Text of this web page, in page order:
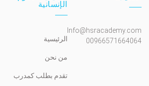
Info@hsracademy.com
00966571664064
الإنسانية
الرئيسية
من نحن
تقدم بطلب كمدرب